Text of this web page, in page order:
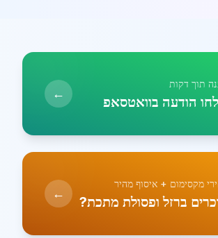
תוך דקות
הודעה בוואטסאפ ←
מקסימום + איסוף מהיר
ברזל ופסולת מתכת? ←